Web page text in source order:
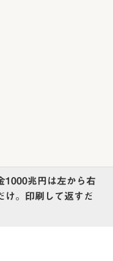
1000兆円は左から右
け。印刷して返すだ